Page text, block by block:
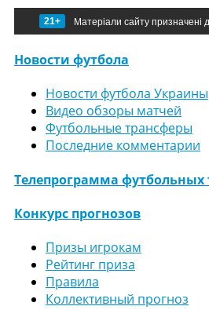
21+ Матеріали сайту призначені
Новости футбола
Новости футбола Украины
Видео обзоры матчей
Футбольные трансферы
Последние комментарии
Телепрограмма футбольных
Конкурс прогнозов
Призы игрокам
Рейтинг приза
Правила
Коллективный прогноз